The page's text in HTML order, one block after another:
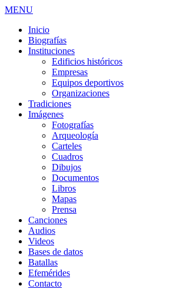
MENU
Inicio
Biografías
Instituciones
Edificios históricos
Empresas
Equipos deportivos
Organizaciones
Tradiciones
Imágenes
Fotografías
Arqueología
Carteles
Cuadros
Dibujos
Documentos
Libros
Mapas
Prensa
Canciones
Audios
Videos
Bases de datos
Batallas
Efemérides
Contacto